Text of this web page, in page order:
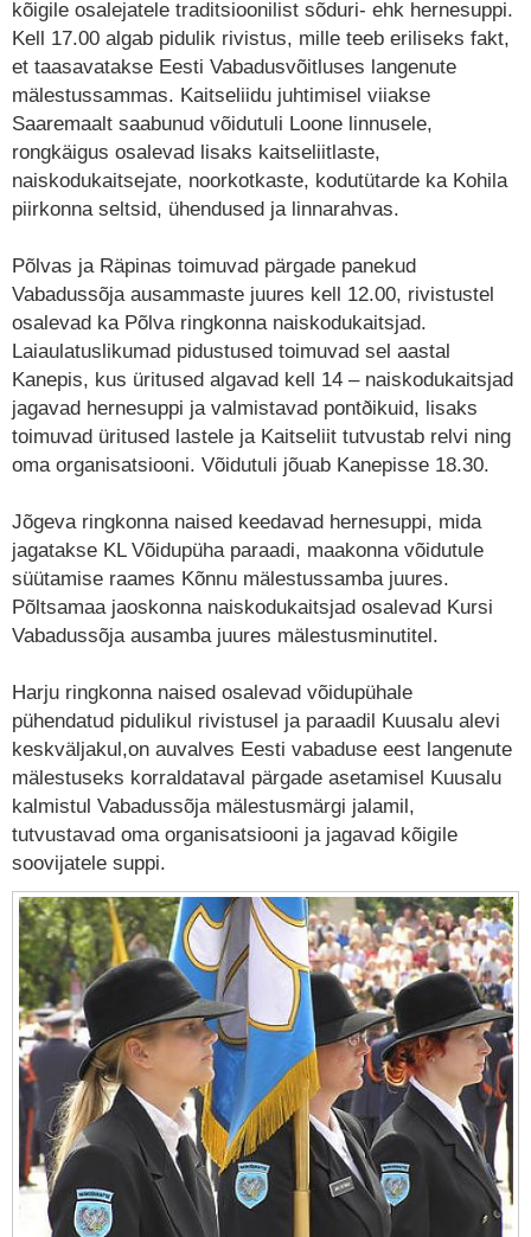
kõigile osalejatele traditsioonilist sõduri- ehk hernesuppi.
Kell 17.00 algab pidulik rivistus, mille teeb eriliseks fakt,
et taasavatakse Eesti Vabadusvõitluses langenute
mälestussammas. Kaitseliidu juhtimisel viiakse
Saaremaalt saabunud võidutuli Loone linnusele,
rongkäigus osalevad lisaks kaitseliitlaste,
naiskodukaitsejate, noorkotkaste, kodutütarde ka Kohila
piirkonna seltsid, ühendused ja linnarahvas.
Põlvas ja Räpinas toimuvad pärgade panekud
Vabadussõja ausammaste juures kell 12.00, rivistustel
osalevad ka Põlva ringkonna naiskodukaitsjad.
Laiaulatuslikumad pidustused toimuvad sel aastal
Kanepis, kus üritused algavad kell 14 – naiskodukaitsjad
jagavad hernesuppi ja valmistavad pontðikuid, lisaks
toimuvad üritused lastele ja Kaitseliit tutvustab relvi ning
oma organisatsiooni. Võidutuli jõuab Kanepisse 18.30.
Jõgeva ringkonna naised keedavad hernesuppi, mida
jagatakse KL Võidupüha paraadi, maakonna võidutule
süütamise raames Kõnnu mälestussamba juures.
Põltsamaa jaoskonna naiskodukaitsjad osalevad Kursi
Vabadussõja ausamba juures mälestusminutitel.
Harju ringkonna naised osalevad võidupühale
pühendatud pidulikul rivistusel ja paraadil Kuusalu alevi
keskväljakul,on auvalves Eesti vabaduse eest langenute
mälestuseks korraldataval pärgade asetamisel Kuusalu
kalmistul Vabadussõja mälestusmärgi jalamil,
tutvustavad oma organisatsiooni ja jagavad kõigile
soovijatele suppi.